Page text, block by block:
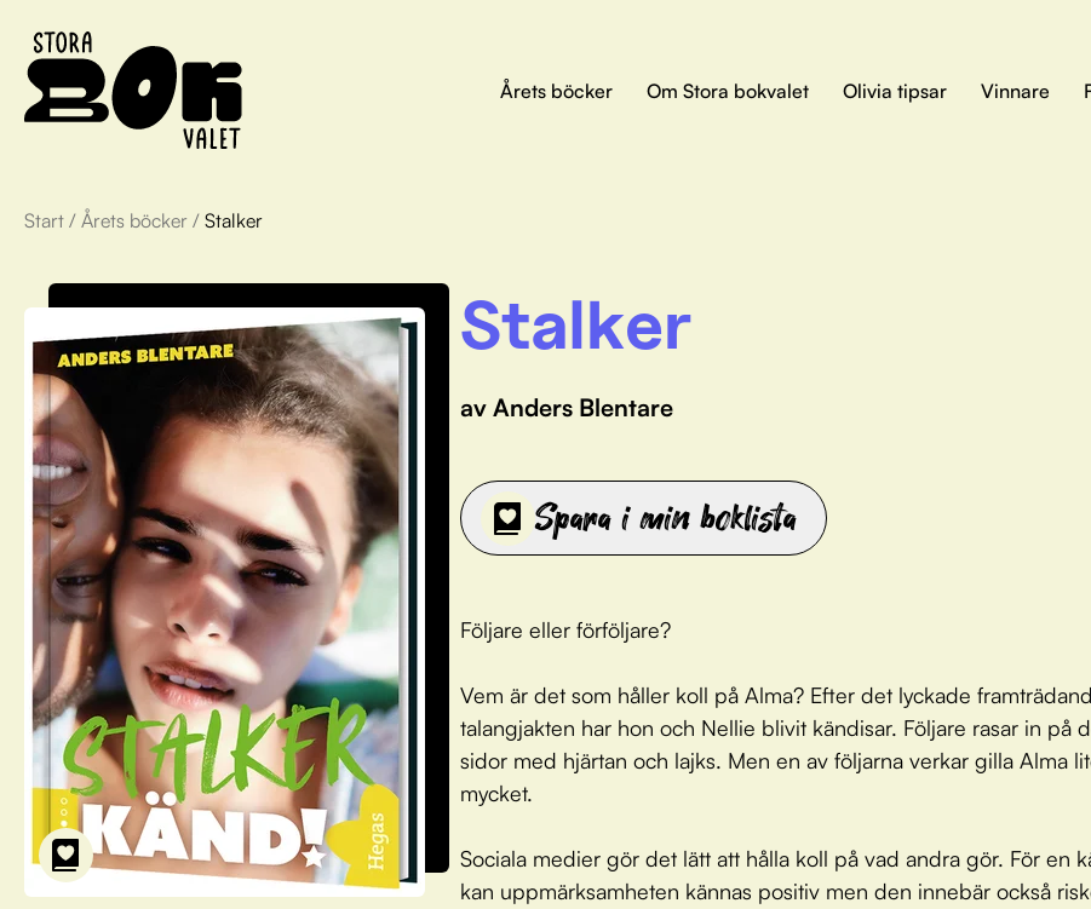
Årets böcker Om Stora bokvalet Olivia tipsar Vinnare
Start / Årets böcker / Stalker
Stalker
av Anders Blentare
Spara i min boklista
Följare eller förföljare?
Vem är det som håller koll på Alma? Efter det lyckade
talangjakten har hon och Nellie blivit kändisar. Följare rasar in på
sidor med hjärtan och lajks. Men en av följarna verkar gilla Alma
mycket.
Sociala medier gör det lätt att hålla koll på vad andra gör. För en
kan uppmärksamheten kännas positiv men den innebär också